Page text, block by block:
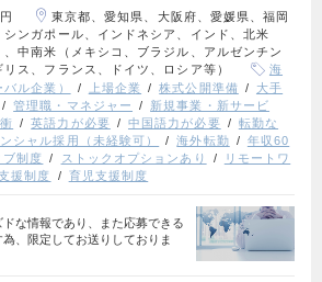
東京都、愛知県、大阪府、愛媛県、福岡
ンガポール、インドネシア、インド、北米
、中南米（メキシコ、ブラジル、アルゼンチン
ス、フランス、ドイツ、ロシア等）
海
ル企業）
上場企業 株式公開準備
大手
管理職・マネジャー
新規事業・新サービ
英語力が必要 中国語力が必要
転勤な
シャル採用（未経験可） 海外転勤
年収60
ブ制度 ストックオプションあり
リモートワ
援制度 育児支援制度
な情報であり、また応募できる
、限定してお送りしておりま